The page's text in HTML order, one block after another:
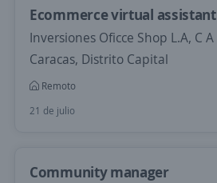
Ecommerce virtual assistant
Inversiones Oficce Shop L.A, C A
Caracas, Distrito Capital
Remoto
21 de julio
Community manager